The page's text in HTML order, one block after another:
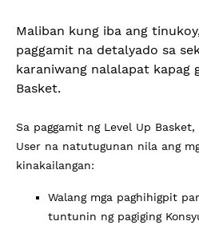
Maliban kung iba ang
paggamit na detalyado sa
karaniwang nalalapat kapag
Basket.
Sa paggamit ng Level Up
User na natutugunan nila ang
kinakailangan:
Walang mga paghihigpit
tuntunin ng pagiging